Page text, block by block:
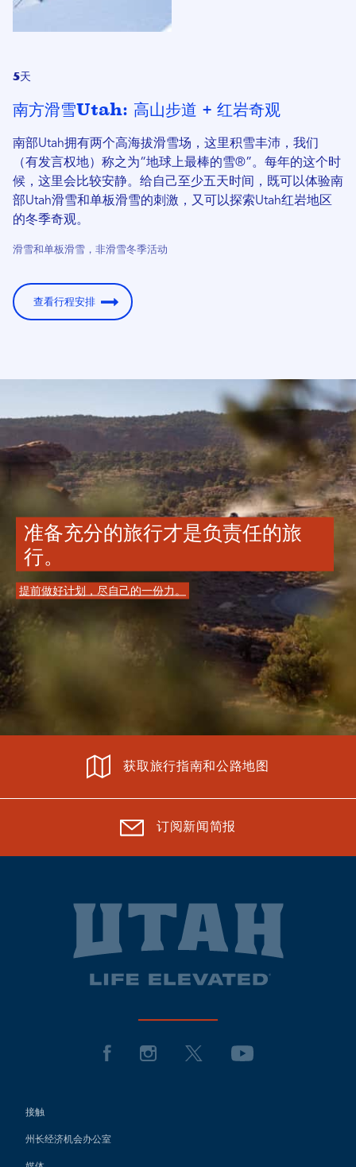
5天
南方滑雪Utah: 高山步道 + 红岩奇观
南部Utah拥有两个高海拔滑雪场，这里积雪丰沛，我们
（有发言权地）称之为“地球上最棒的雪®”。每年的这个时
候，这里会比较安静。给自己至少五天时间，既可以体验南
部Utah滑雪和单板滑雪的刺激，又可以探索Utah红岩地区
的冬季奇观。
滑雪和单板滑雪，非滑雪冬季活动
查看行程安排
准备充分的旅行才是负责任的旅
行。
提前做好计划，尽自己的一份力。
获取旅行指南和公路地图
订阅新闻简报
接触
州长经济机会办公室